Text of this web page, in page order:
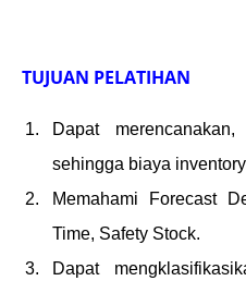
TUJUAN PELATIHAN
Dapat
sehingga biaya
Memahami Forecast
Time, Safety Stock.
Dapat